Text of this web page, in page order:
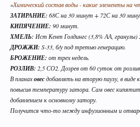
Уважаемые пивовары, при
информации на форуме
форумчанами) с давними
принимать советы, как четкую
описывается чей-то личный
эти пивовары в дальнейшем
неверность таких методов
«Химический состав воды - какие элементы на
ЗАТИРАНИЕ: 68С на 30 минут + 72С на 30
КИПЯЧЕНИЕ: 90 минут.
ХМЕЛЬ: Ист Кент Голдингс (3,8% АА, гранулы)
ДРОЖЖИ: S-33, б/у под третью генерацию.
БРОЖЕНИЕ: от трех недель.
РОЗЛИВ: 2,5 СО2. Дозрев от 60 суток от
В планаховесдобавлять на вторую паузу, в
повысив температуру затора. Сам овес
добавлением к основному затору.
Получится что-то между инфузионным и